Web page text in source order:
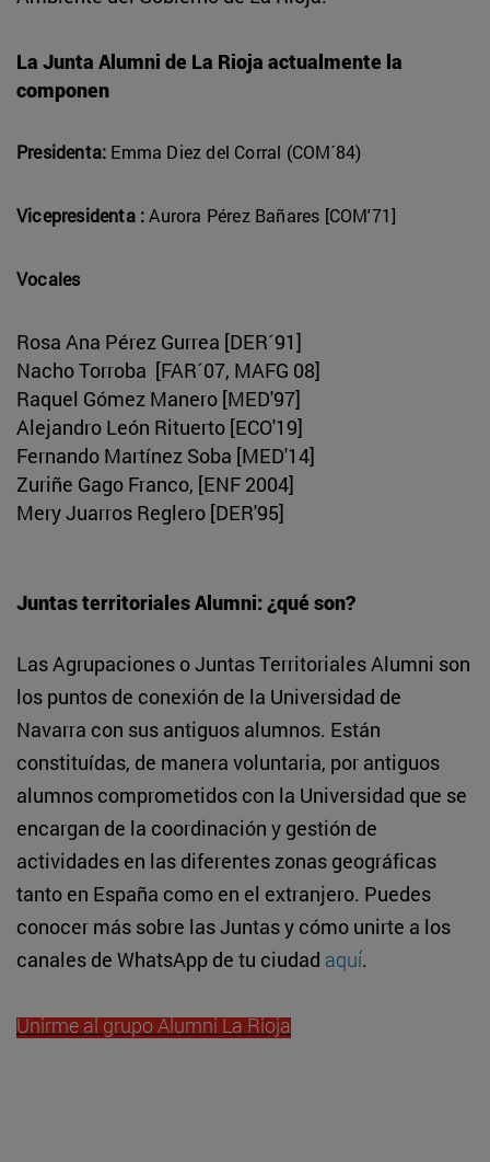
La Junta Alumni de La Rioja actualmente la
componen
Presidenta: Emma Diez del Corral (COM´84)
Vicepresidenta :Aurora Pérez Bañares [COM'71]
Vocales
Rosa Ana Pérez Gurrea [DER´91]
Nacho Torroba [FAR´07, MAFG 08]
Raquel Gómez Manero [MED'97]
Alejandro León Rituerto [ECO'19]
Fernando Martínez Soba [MED'14]
Zuriñe Gago Franco, [ENF 2004]
Mery Juarros Reglero [DER'95]
Juntas territoriales Alumni: ¿qué son?
Las Agrupaciones o Juntas Territoriales Alumni son
los puntos de conexión de la Universidad de
Navarra con sus antiguos alumnos. Están
constituídas, de manera voluntaria, por antiguos
alumnos comprometidos con la Universidad que se
encargan de la coordinación y gestión de
actividades en las diferentes zonas geográficas
tanto en España como en el extranjero. Puedes
conocer más sobre las Juntas y cómo unirte a los
canales de WhatsApp de tu ciudad aquí.
Unirme al grupo Alumni La Rioja